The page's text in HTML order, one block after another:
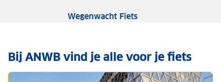
Wegenwacht Fiets
Bij ANWB vind je alle voor je fiets